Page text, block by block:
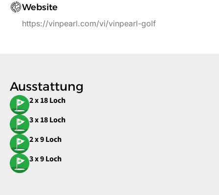
Website
https://vinpearl.com/vi/vinpearl-golf
Ausstattung
2 x 18 Loch
3 x 18 Loch
2 x 9 Loch
3 x 9 Loch